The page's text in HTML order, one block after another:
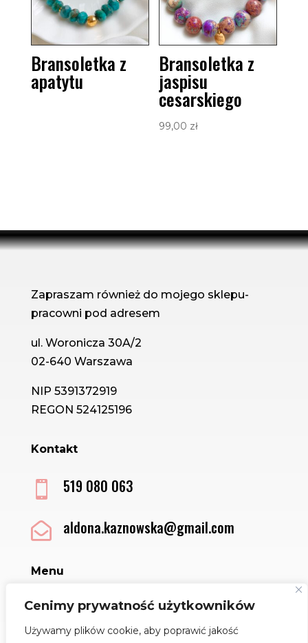
Cenimy prywatność użytkowników
Używamy plików cookie, aby poprawić jakość
Bransoletka z
apatytu
Bransoletka z
jaspisu
cesarskiego
99,00 zł
Zapraszam również do mojego sklepu-
pracowni pod adresem
ul. Woronicza 30A/2
02-640 Warszawa
NIP 5391372919
REGON 524125196
Kontakt
 519 080 063
 aldona.kaznowska@gmail.com
Menu
Sklep
Regulamin